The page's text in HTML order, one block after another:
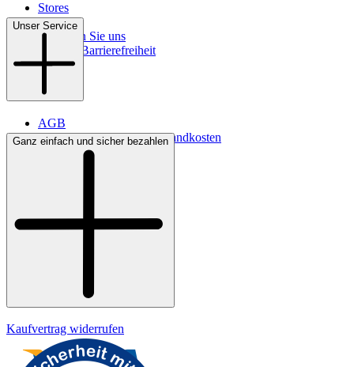
Stores
Kontakt
So finden Sie uns
Digitale Barrierefreiheit
Unser Service
AGB
Lieferbedingungen & Versandkosten
Bezahlung
Ganz einfach und sicher bezahlen
Kaufvertrag widerrufen